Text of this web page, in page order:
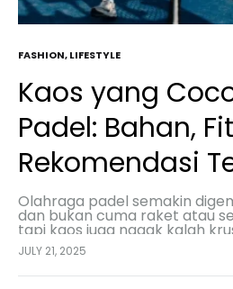
FASHION,LIFESTYLE
Kaos yang
Padel: Bahan,
Rekomendasi
Olahraga padel semakin
dan bukan cuma raket atau
tapi kaos juga nggak kalah
berpikir, “Ah, pakai kaos biasa
JULY 21, 2025